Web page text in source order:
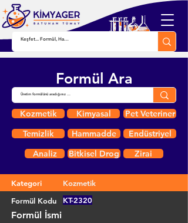
Formül Ara
Kozmetik Kimyasal
Pet Veteriner
Temizlik
Hammadde
Endüstriyel
Analiz
Bitkisel Drog Zirai
Kategori
Kozmetik
Formül Kodu
KT-2320
Formül İsmi